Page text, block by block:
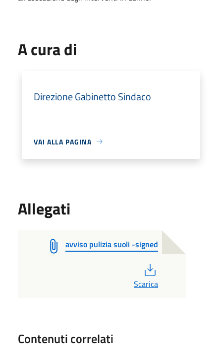
A cura di
Direzione Gabinetto Sindaco
VAI ALLA PAGINA
Allegati
avviso pulizia suoli -signed
Scarica
Contenuti correlati